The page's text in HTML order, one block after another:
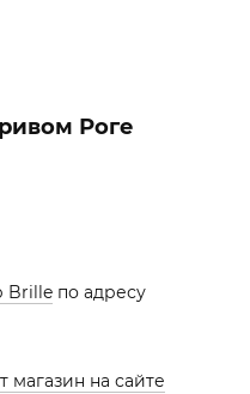
Роге
Brille по адресу
магазин на сайте